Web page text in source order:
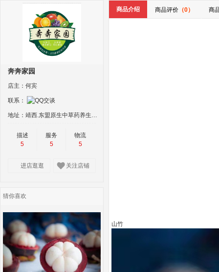
奔奔家园
店主：何宾
联系：
地址：靖西.东盟原生中草药养生物流中心15号 楼115-116号商铺“经营场所:靖西市新 靖镇吉坡村地州屯‘叫喊’谷
描述
5
服务
5
物流
5
进店逛逛 关注店铺
猜你喜欢
商品介绍 商品评价 （0） 商
山竹